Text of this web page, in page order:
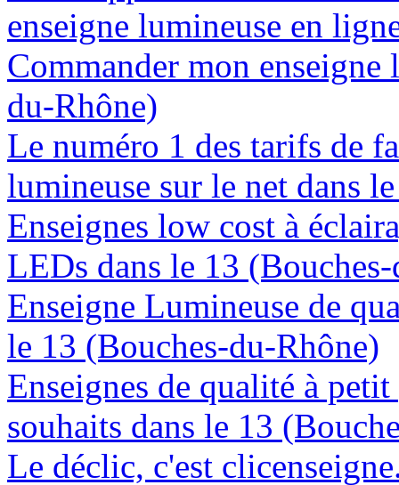
enseigne lumineuse en
Commander mon
du-Rhône)
Le numéro 1 des tarifs de
lumineuse sur le net dans
Enseignes low cost à
LEDs dans le 13
Enseigne Lumineuse de
le 13 (Bouches-du-Rhône)
Enseignes de qualité à
souhaits dans le 13
Le déclic, c'est